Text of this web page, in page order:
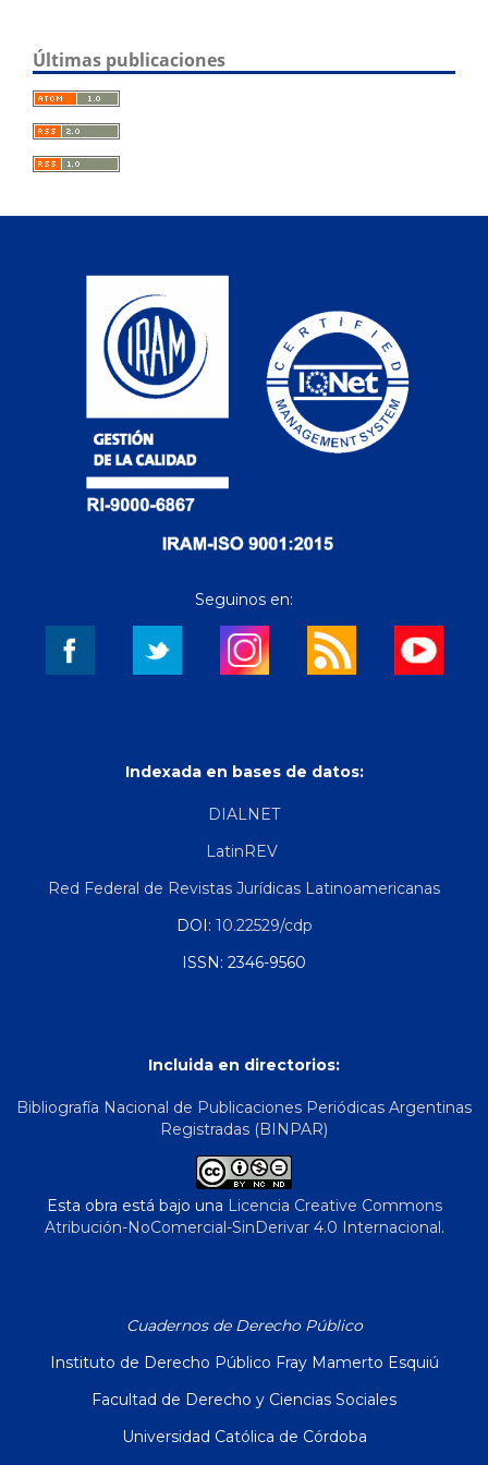
Últimas publicaciones
Seguinos en:
Indexada en bases de datos:
DIALNET
LatinREV
Red Federal de Revistas Jurídicas Latinoamericanas
DOI: 10.22529/cdp
ISSN: 2346-9560
Incluida en directorios:
Bibliografía Nacional de Publicaciones Periódicas Argentinas
Registradas (BINPAR)
Esta obra está bajo una Licencia Creative Commons
Atribución-NoComercial-SinDerivar 4.0 Internacional.
Cuadernos de Derecho Público
Instituto de Derecho Público Fray Mamerto Esquiú
Facultad de Derecho y Ciencias Sociales
Universidad Católica de Córdoba